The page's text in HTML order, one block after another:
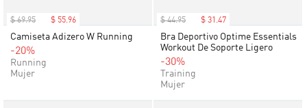
$ 69.95 $ 55.96
Camiseta Adizero W Running
-20%
Running
Mujer
$ 44.95 $ 31 .47
Bra Deportivo Optime Essentials
Workout De Soporte Ligero
-30%
Training
Mujer